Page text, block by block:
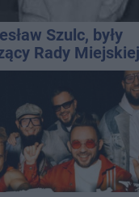
Szulc, były
Rady